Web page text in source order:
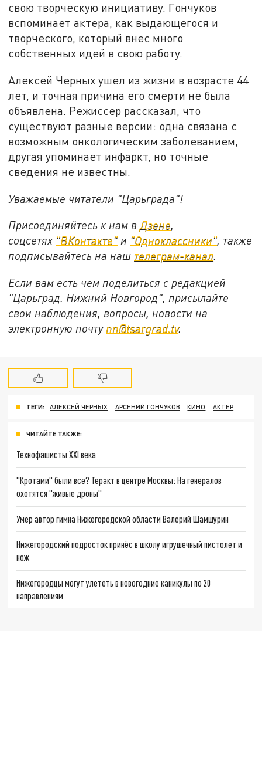
свою творческую инициативу. Гончуков
вспоминает актера, как выдающегося и
творческого, который внес много
собственных идей в свою работу.
Алексей Черных ушел из жизни в возрасте 44
лет, и точная причина его смерти не была
объявлена. Режиссер рассказал, что
существуют разные версии: одна связана с
возможным онкологическим заболеванием,
другая упоминает инфаркт, но точные
сведения не известны.
Уважаемые читатели "Царьграда"!
Присоединяйтесь к нам вДзене,
соцсетях "ВКонтакте" и "Одноклассники", также
подписывайтесь на наш телеграм-канал.
Если вам есть чем поделиться с редакцией
"Царьград. Нижний Новгород", присылайте
свои наблюдения, вопросы, новости на
электронную почту nn@tsargrad.tv.
ТЕГИ: АЛЕКСЕЙ ЧЕРНЫХ АРСЕНИЙ ГОНЧУКОВ КИНО АКТЕР
ЧИТАЙТЕ ТАКЖЕ:
Технофашисты XXI века
"Кротами" были все? Теракт в центре Москвы: На генералов
охотятся "живые дроны"
Умер автор гимна Нижегородской области Валерий Шамшурин
Нижегородский подросток принёс в школу игрушечный пистолет и
нож
Нижегородцы могут улететь в новогодние каникулы по 20
направлениям